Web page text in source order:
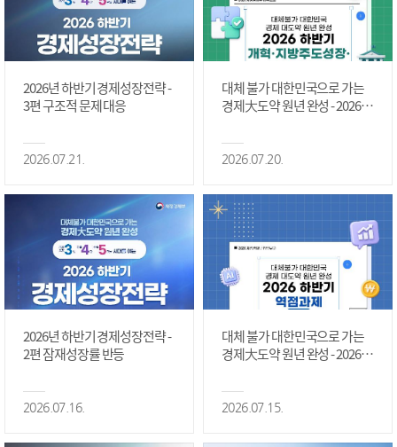
2026년 하반기 경제성장전략 -
3편 구조적 문제 대응
2026.07.21.
대체 불가 대한민국으로 가는
경제大도약 원년 완성 - 2026 하
정상화 #2편
2026.07.20.
2026년 하반기 경제성장전략 -
2편 잠재성장률 반등
2026.07.16.
대체 불가 대한민국으로 가는
경제大도약 원년 완성 - 2026 하
2026.07.15.